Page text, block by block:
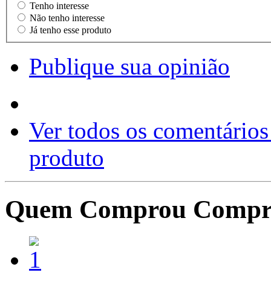
Tenho interesse
Não tenho interesse
Já tenho esse produto
Publique sua opinião
Ver todos os
produto
Quem Comprou